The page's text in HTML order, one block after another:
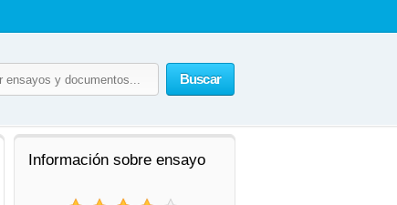
Buscar
Información sobre ensayo